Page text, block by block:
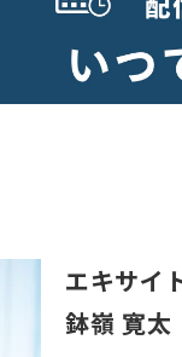
エキサイ
鉢嶺 寛太